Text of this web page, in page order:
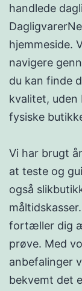
handlede
hjemmeside.
navigere
du kan finde
kvalitet,
fysiske
Vi har brugt
at teste og
også
fortæller dig
prøve. Med
anbefalinger
bekvemt det